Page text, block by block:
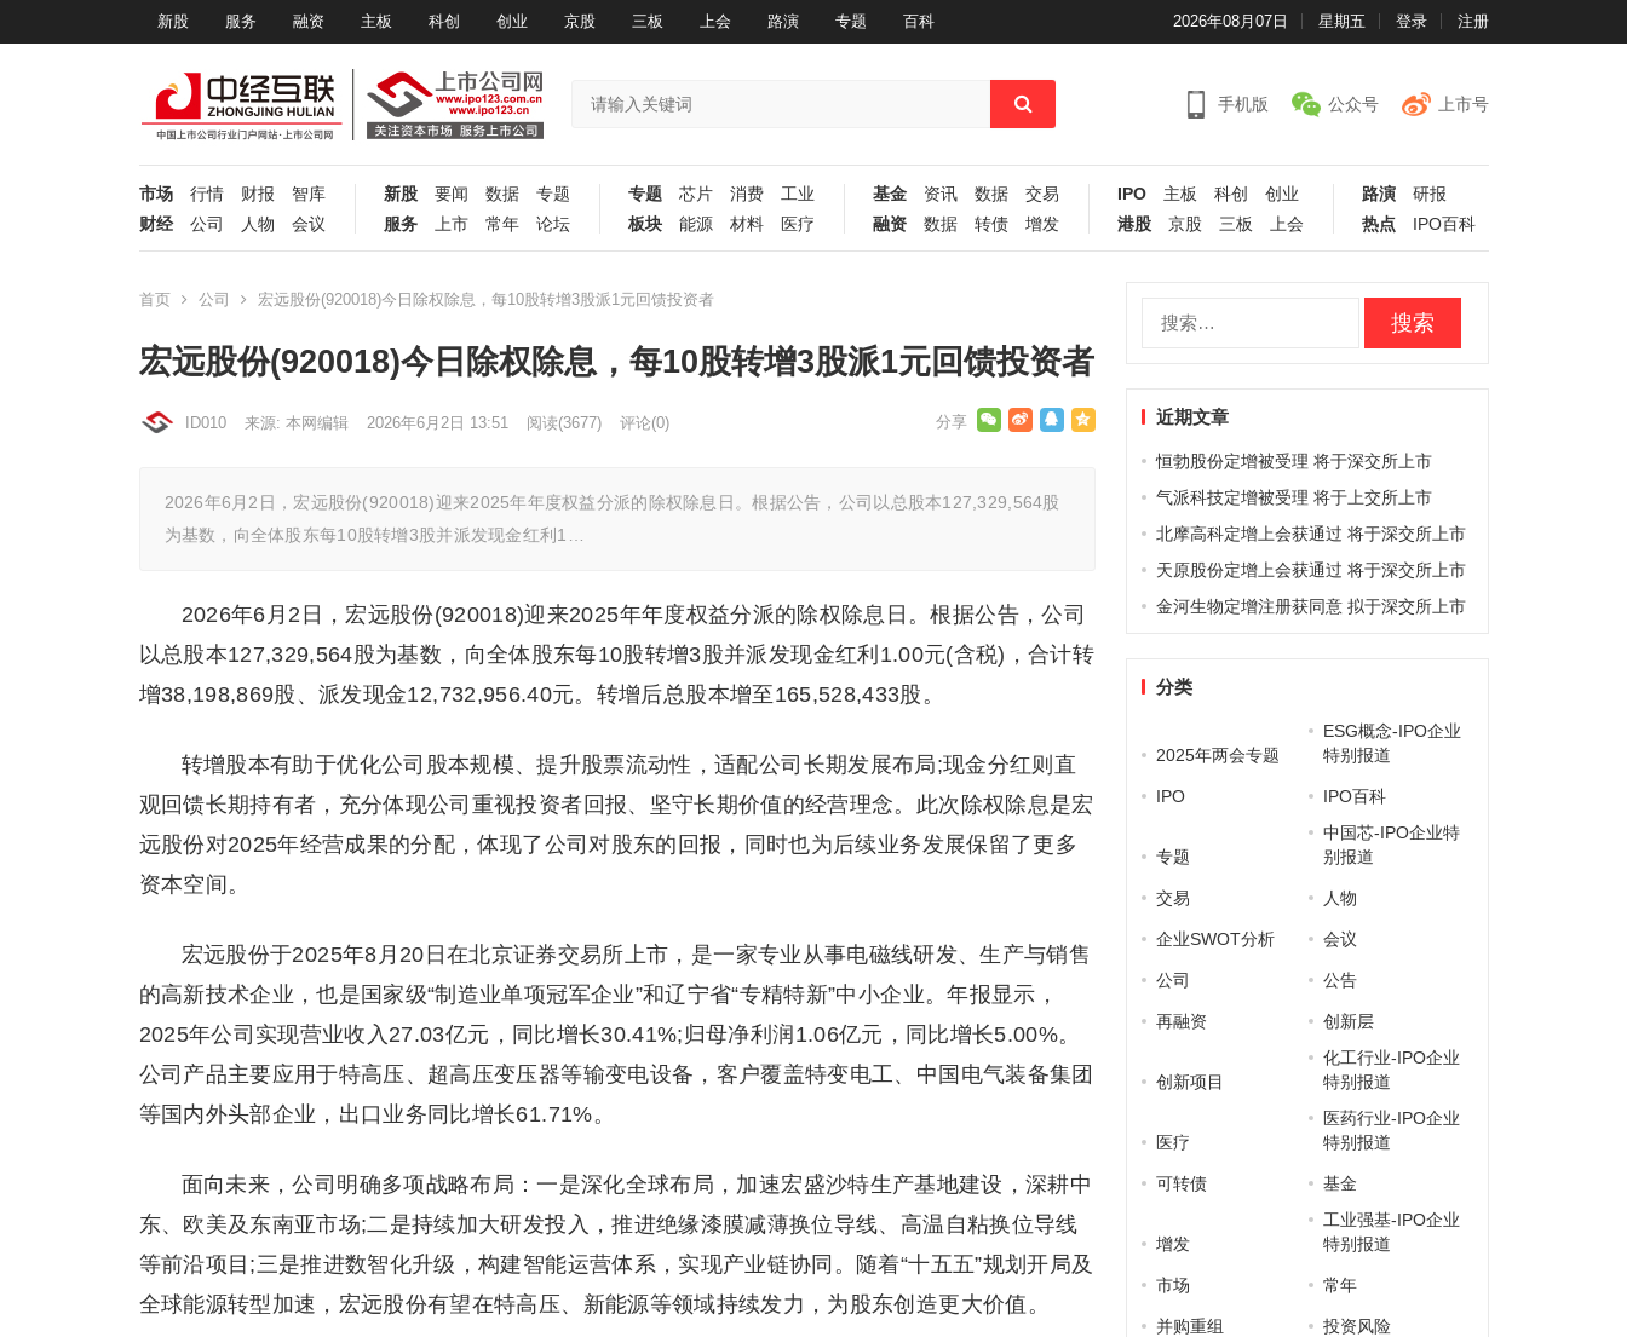
新股 服务 融资 主板 科创 创业 京股 三板 上会 路演 专题 百科 2026年08月07日 星期五 登录 注册
手机版 公众号 上市号
市场 行情 财报
智库
财经
公司 人物 会议
新股 要闻 数据
专题
服务
上市 常年 论坛
专题 芯片 消费
工业
板块
能源 材料 医疗
基金 资讯 数据
交易
融资
数据 转债 增发
IPO 主板 科创
创业
港股
京股 三板 上会
路演
研报
热点
IPO百科
首页 公司 宏远股份(920018)今日除权除息，每10股转增3股派1元回馈投资者
宏远股份(920018)今日除权除息，每10股转增3股派1元回馈投资者
ID010 来源: 本网编辑 2026年6月2日 13:51 阅读(3677) 评论(0)
2026年6月2日，宏远股份(920018)迎来2025年年度权益分派的除权除息日。根据公告，公司以总股本127,329,564股
为基数，向全体股东每10股转增3股并派发现金红利1…
2026年6月2日，宏远股份(920018)迎来2025年年度权益分派的除权除息日。根据公告，公司
以总股本127,329,564股为基数，向全体股东每10股转增3股并派发现金红利1.00元(含税)，合计转
增38,198,869股、派发现金12,732,956.40元。转增后总股本增至165,528,433股。
转增股本有助于优化公司股本规模、提升股票流动性，适配公司长期发展布局;现金分红则直
观回馈长期持有者，充分体现公司重视投资者回报、坚守长期价值的经营理念。此次除权除息是宏
远股份对2025年经营成果的分配，体现了公司对股东的回报，同时也为后续业务发展保留了更多
资本空间。
宏远股份于2025年8月20日在北京证券交易所上市，是一家专业从事电磁线研发、生产与销售
的高新技术企业，也是国家级“制造业单项冠军企业”和辽宁省“专精特新”中小企业。年报显示，
2025年公司实现营业收入27.03亿元，同比增长30.41%;归母净利润1.06亿元，同比增长5.00%。
公司产品主要应用于特高压、超高压变压器等输变电设备，客户覆盖特变电工、中国电气装备集团
等国内外头部企业，出口业务同比增长61.71%。
面向未来，公司明确多项战略布局：一是深化全球布局，加速宏盛沙特生产基地建设，深耕中
东、欧美及东南亚市场;二是持续加大研发投入，推进绝缘漆膜减薄换位导线、高温自粘换位导线
等前沿项目;三是推进数智化升级，构建智能运营体系，实现产业链协同。随着“十五五”规划开局及
全球能源转型加速，宏远股份有望在特高压、新能源等领域持续发力，为股东创造更大价值。
近期文章
恒勃股份定增被受理 将于深交所上市
气派科技定增被受理 将于上交所上市
北摩高科定增上会获通过 将于深交所上市
天原股份定增上会获通过 将于深交所上市
金河生物定增注册获同意 拟于深交所上市
分类
2025年两会专题
ESG概念-IPO企业
特别报道
IPO IPO百科
专题
中国芯-IPO企业特
别报道
交易 人物
企业SWOT分析 会议
公司 公告
再融资 创新层
创新项目
化工行业-IPO企业
特别报道
医疗
医药行业-IPO企业
特别报道
可转债 基金
增发
工业强基-IPO企业
特别报道
市场 常年
并购重组 投资风险